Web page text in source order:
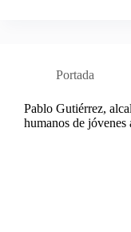
Portada
Pablo Gutiérrez,
humanos de